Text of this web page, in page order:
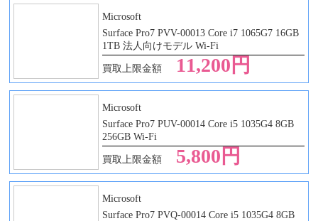
Microsoft
Surface Pro7 PVV-00013 Core i7 1065G7 16GB
1TB 法人向けモデル Wi-Fi
買取上限金額 11,200円
Microsoft
Surface Pro7 PUV-00014 Core i5 1035G4 8GB
256GB Wi-Fi
買取上限金額 5,800円
Microsoft
Surface Pro7 PVQ-00014 Core i5 1035G4 8GB